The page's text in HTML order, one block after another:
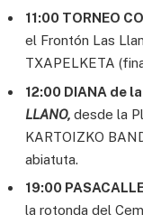
11:00 TORNEO
el Frontón Las
TXAPELKETA
12:00 DIANA de la
LLANO, desde la
KARTOIZKO
abiatuta.
19:00
la rotonda del